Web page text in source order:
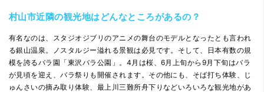
村山市近隣の観光地はどんなところがあるの？
有名なのは、スタジオジブリのアニメの舞台のモデルとなったとも言われ
る銀山温泉。ノスタルジー溢れる景観は必見です。そして、日本有数の規
模を誇るバラ園「東沢バラ公園」。4月は桜、6月上旬から9月下旬はバラ
が見頃を迎え、バラ祭りも開催されます。その他にも、そば打ち体験、じ
ゅんさいの摘み取り体験、最上川三難所舟下りなどいろいろな観光地があ